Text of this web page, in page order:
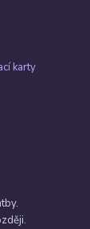
karty